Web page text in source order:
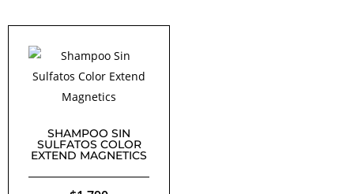
SHAMPOO SIN
SULFATOS COLOR
EXTEND MAGNETICS